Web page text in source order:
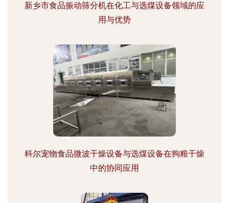
新乡市食品振动筛分机在化工与选煤设备领域的应
用与优势
科尔宠物食品微波干燥设备与选煤设备在狗粮干燥
中的协同应用